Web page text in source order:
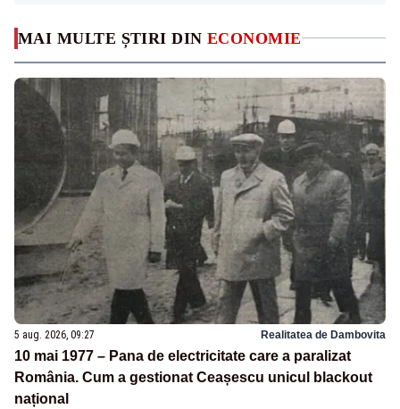
MAI MULTE ȘTIRI DIN ECONOMIE
5 aug. 2026, 09:27 Realitatea de Dambovita
10 mai 1977 – Pana de electricitate care a paralizat
România. Cum a gestionat Ceașescu unicul blackout
național